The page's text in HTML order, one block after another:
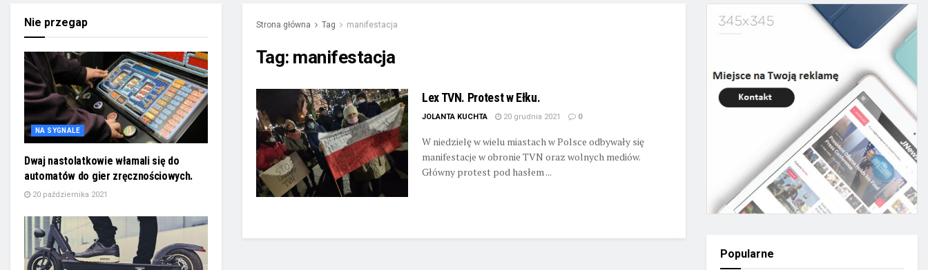
Strona główna Tag manifestacja
Tag: manifestacja
Lex TVN. Protest w Ełku.
JOLANTA KUCHTA 20 grudnia 2021 0
W niedzielę w wielu miastach w Polsce odbywały się
manifestacje w obronie TVN oraz wolnych mediów.
Główny protest pod hasłem ...
Nie przegap
NA SYGNALE
Dwaj nastolatkowie włamali się do
automatów do gier zręcznościowych.
20 października 2021
Popularne